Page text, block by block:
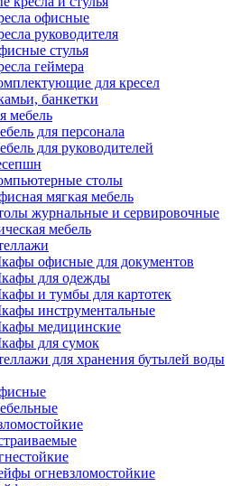
офисные
руководителя
стулья
геймера
для кресел
банкетки
мебель
для персонала
для руководителей
столы
мягкая мебель
журнальные и сервировочные
мебель
офисные для документов
для одежды
и тумбы для картотек
инструментальные
медицинские
для сумок
для хранения бутылей воды
огневзломостойкие